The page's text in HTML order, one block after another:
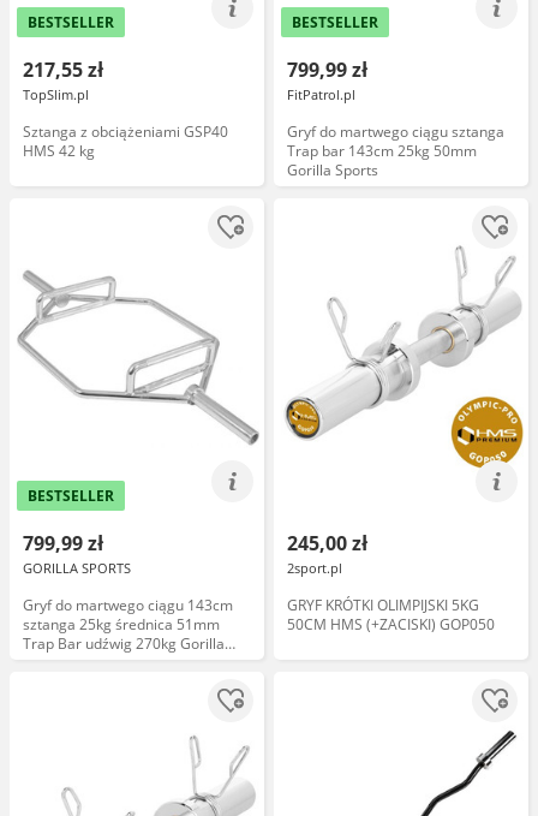
BESTSELLER
217,55 zł
TopSlim.pl
Sztanga z obciążeniami GSP40
HMS 42 kg
BESTSELLER
799,99 zł
FitPatrol.pl
Gryf do martwego ciągu sztanga
Trap bar 143cm 25kg 50mm
Gorilla Sports
BESTSELLER
799,99 zł
GORILLA SPORTS
Gryf do martwego ciągu 143cm
sztanga 25kg średnica 51mm
Trap Bar udźwig 270kg Gorilla
Sport martwy ciąg spacer farmera
245,00 zł
2sport.pl
GRYF KRÓTKI OLIMPIJSKI 5KG
50CM HMS (+ZACISKI) GOP050